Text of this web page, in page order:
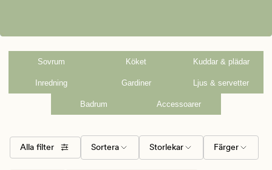
Sovrum Köket Kuddar & plädar
Inredning Gardiner Ljus & servetter
Badrum Accessoarer
Alla filter Sortera Storlekar Färger